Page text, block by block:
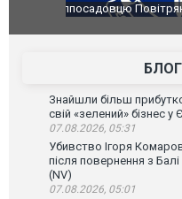
Сили оборони
атаку. ВІДЕО
Знайшли більш
свій «зелений» бізнес у
07.08.2026, 05:31
Убивство Ігоря
після повернення з
(NV)
07.08.2026, 05:01